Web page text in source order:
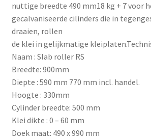
nuttige breedte 490 mm18 kg + 7 voor
gecalvaniseerde cilinders die in
draaien, rollen
de klei in gelijkmatige
Naam : Slab roller RS
Breedte: 900mm
Diepte : 590 mm 770 mm incl. handel.
Hoogte : 330mm
Cylinder breedte: 500 mm
Klei dikte : 0 – 60 mm
Doek maat: 490 x 990 mm